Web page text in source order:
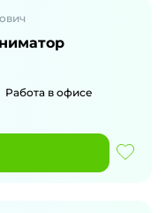
Работа в офисе